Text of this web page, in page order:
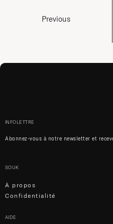
Previous
INFOLETTRE
Abonnez-vous à notre newsletter et
SOUK
À propos
Confidentialité
AIDE